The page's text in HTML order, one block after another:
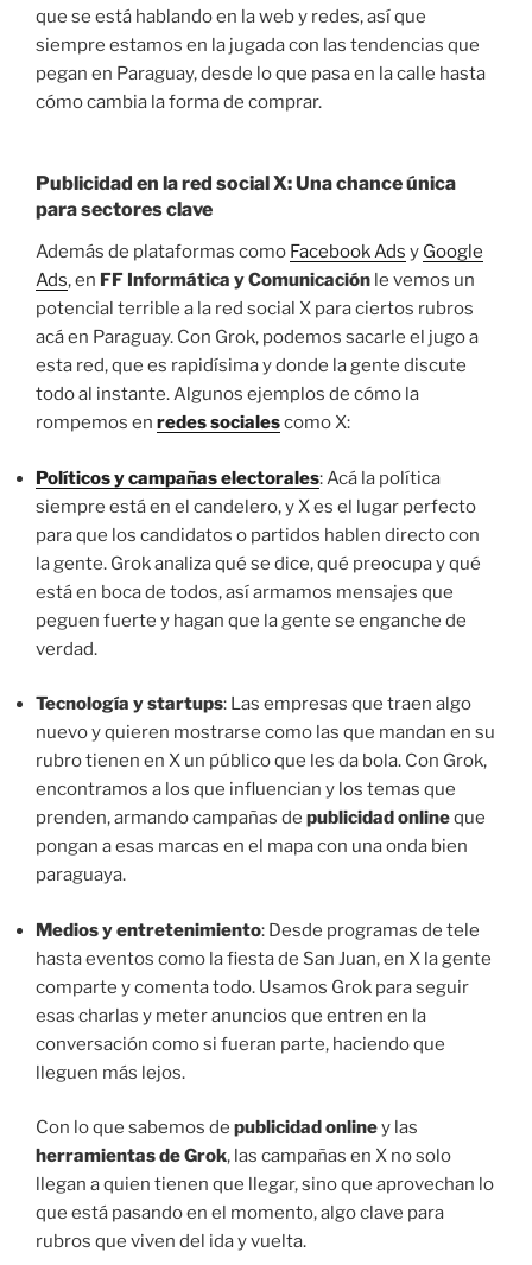
que se está hablando en la web y redes, así que
siempre estamos en la jugada con las tendencias que
pegan en Paraguay, desde lo que pasa en la calle hasta
cómo cambia la forma de comprar.
Publicidad en la red social X: Una chance única
para sectores clave
Además de plataformas como Facebook Ads y Google
Ads, en FF Informática y Comunicación le vemos un
potencial terrible a la red social X para ciertos rubros
acá en Paraguay. Con Grok, podemos sacarle el jugo a
esta red, que es rapidísima y donde la gente discute
todo al instante. Algunos ejemplos de cómo la
rompemos en redes socialescomo X:
Políticos y campañas electorales: Acá la política
siempre está en el candelero, y X es el lugar perfecto
para que los candidatos o partidos hablen directo con
la gente. Grok analiza qué se dice, qué preocupa y qué
está en boca de todos, así armamos mensajes que
peguen fuerte y hagan que la gente se enganche de
verdad.
Tecnología y startups: Las empresas que traen algo
nuevo y quieren mostrarse como las que mandan en su
rubro tienen en X un público que les da bola. Con Grok,
encontramos a los que influencian y los temas que
prenden, armando campañas de publicidad onlineque
pongan a esas marcas en el mapa con una onda bien
paraguaya.
Medios y entretenimiento: Desde programas de tele
hasta eventos como la fiesta de San Juan, en X la gente
comparte y comenta todo. Usamos Grok para seguir
esas charlas y meter anuncios que entren en la
conversación como si fueran parte, haciendo que
lleguen más lejos.
Con lo que sabemos de publicidad onliney las
herramientas de Grok, las campañas en X no solo
llegan a quien tienen que llegar, sino que aprovechan lo
que está pasando en el momento, algo clave para
rubros que viven del ida y vuelta.